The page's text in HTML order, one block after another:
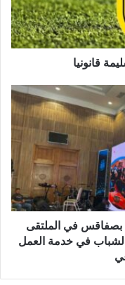
قانونيا
بصفاقس في الملتقى
الشباب في خدمة العمل